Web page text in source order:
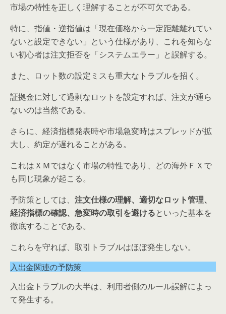
市場の特性を正しく理解することが不可欠である。
特に、指値・逆指値は「現在価格から一定距離離れてい
ないと設定できない」という仕様があり、これを知らな
い初心者は注文拒否を「システムエラー」と誤解する。
また、ロット数の設定ミスも重大なトラブルを招く。
証拠金に対して過剰なロットを設定すれば、注文が通ら
ないのは当然である。
さらに、経済指標発表時や市場急変時はスプレッドが拡
大し、約定が遅れることがある。
これはＸＭではなく市場の特性であり、どの海外ＦＸで
も同じ現象が起こる。
予防策としては、 注文仕様の理解、適切なロット管理、
経済指標の確認、急変時の取引を避けるといった基本を
徹底することである。
これらを守れば、取引トラブルはほぼ発生しない。
入出金関連の予防策
入出金トラブルの大半は、利用者側のルール誤解によっ
て発生する。